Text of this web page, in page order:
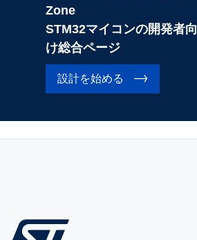
Zone
STM32マイコンの開発者向
け総合ページ
設計を始める